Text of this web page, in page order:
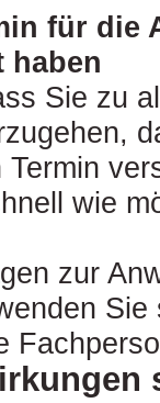
für die
haben
Sie zu
wie
zur